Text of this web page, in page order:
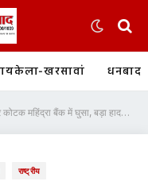
खरसावां धनबाद
महिंद्रा बैंक में घुसा, बड़ा हादसा टला
राष्ट्रीय